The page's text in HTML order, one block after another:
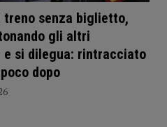
treno senza biglietto,
gli altri
e si dilegua: rintracciato
dopo